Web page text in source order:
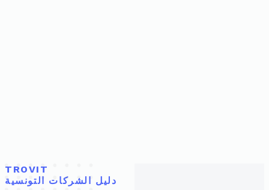
TROVIT
دليل الشركات التونسية